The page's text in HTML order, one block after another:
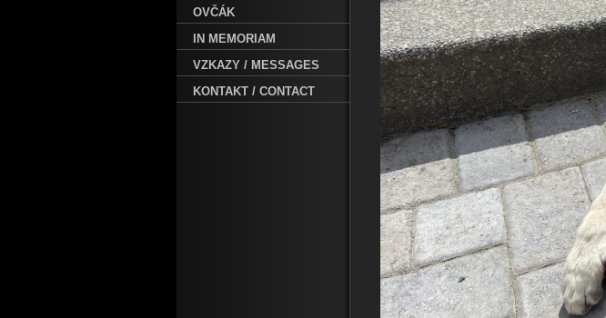
OVČÁK
IN MEMORIAM
VZKAZY / MESSAGES
KONTAKT / CONTACT